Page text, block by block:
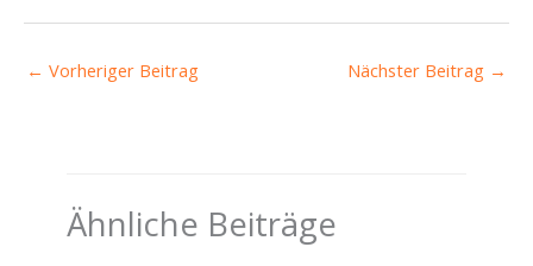
← Vorheriger Beitrag Nächster Beitrag →
Ähnliche Beiträge